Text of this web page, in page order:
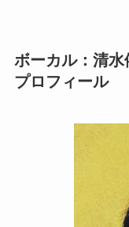
ボーカル： 清水
プロフィール